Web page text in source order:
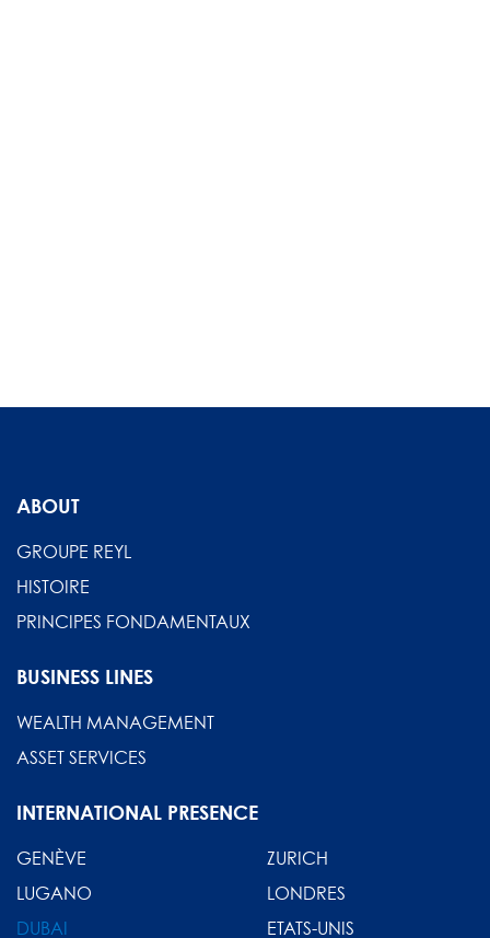
ABOUT
GROUPE REYL
HISTOIRE
PRINCIPES FONDAMENTAUX
BUSINESS LINES
WEALTH MANAGEMENT
ASSET SERVICES
INTERNATIONAL PRESENCE
GENÈVE
ZURICH
LUGANO
LONDRES
DUBAI
ETATS-UNIS